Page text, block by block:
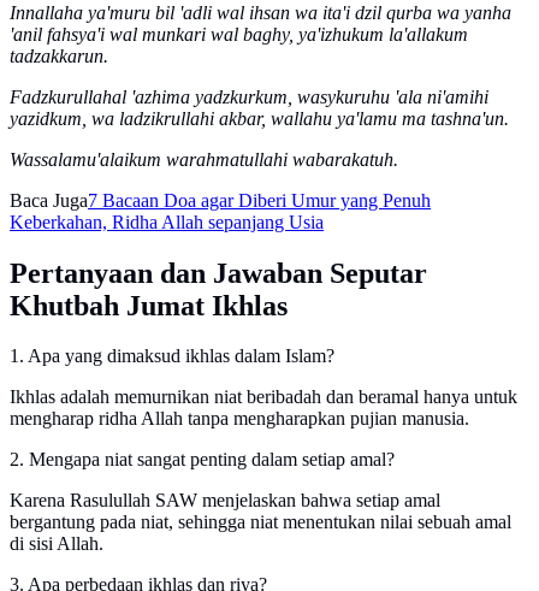
Innallaha ya'muru bil 'adli wal ihsan wa ita'i dzil qurba wa yanha
'anil fahsya'i wal munkari wal baghy, ya'izhukum la'allakum
tadzakkarun.
Fadzkurullahal 'azhima yadzkurkum, wasykuruhu 'ala ni'amihi
yazidkum, wa ladzikrullahi akbar, wallahu ya'lamu ma tashna'un.
Wassalamu'alaikum warahmatullahi wabarakatuh.
Baca Juga7 Bacaan Doa agar Diberi Umur yang Penuh
Keberkahan, Ridha Allah sepanjang Usia
Pertanyaan dan Jawaban Seputar
Khutbah Jumat Ikhlas
1. Apa yang dimaksud ikhlas dalam Islam?
Ikhlas adalah memurnikan niat beribadah dan beramal hanya untuk
mengharap ridha Allah tanpa mengharapkan pujian manusia.
2. Mengapa niat sangat penting dalam setiap amal?
Karena Rasulullah SAW menjelaskan bahwa setiap amal
bergantung pada niat, sehingga niat menentukan nilai sebuah amal
di sisi Allah.
3. Apa perbedaan ikhlas dan riya?